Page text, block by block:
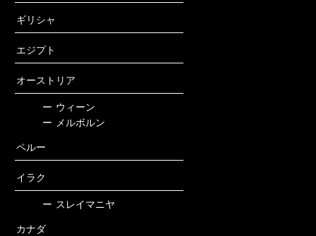
ギリシャ
エジプト
オーストリア
ー ウィーン
ー
メルボルン
ペルー
イラク
ー スレイマニヤ
カナダ